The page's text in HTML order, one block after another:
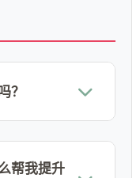
？
帮我提升